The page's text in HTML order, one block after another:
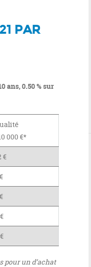
PAR
ans, 0.50 % sur
000 €*
€
un d’achat